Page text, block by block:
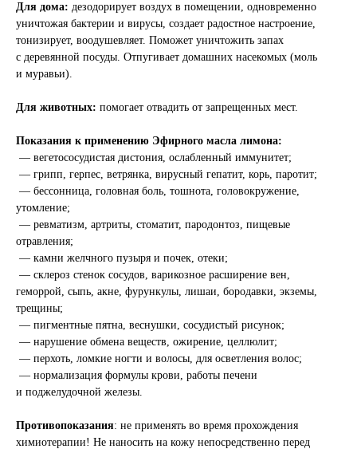
Для дома: дезодорирует воздух в помещении, одновременно
уничтожая бактерии и вирусы, создает радостное настроение,
тонизирует, воодушевляет. Поможет уничтожить запах
с деревянной посуды. Отпугивает домашних насекомых (моль
и муравьи).
Для животных: помогает отвадить от запрещенных мест.
Показания к применению Эфирного масла лимона:
— вегетососудистая дистония, ослабленный иммунитет;
— грипп, герпес, ветрянка, вирусный гепатит, корь, паротит;
— бессонница, головная боль, тошнота, головокружение,
утомление;
— ревматизм, артриты, стоматит, пародонтоз, пищевые
отравления;
— камни желчного пузыря и почек, отеки;
— склероз стенок сосудов, варикозное расширение вен,
геморрой, сыпь, акне, фурункулы, лишаи, бородавки, экземы,
трещины;
— пигментные пятна, веснушки, сосудистый рисунок;
— нарушение обмена веществ, ожирение, целлюлит;
— перхоть, ломкие ногти и волосы, для осветления волос;
— нормализация формулы крови, работы печени
и поджелудочной железы.
Противопоказания: не применять во время прохождения
химиотерапии! Не наносить на кожу непосредственно перед